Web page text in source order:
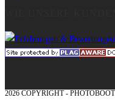
2026 COPYRIGHT -